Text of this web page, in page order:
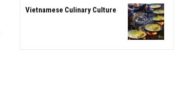
Vietnamese Culinary Culture